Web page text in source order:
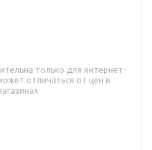
только для интернет-
отличаться от цен в